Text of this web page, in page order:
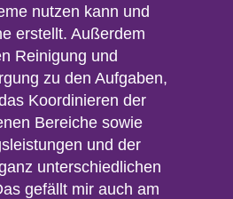
nutzen kann und
erstellt. Außerdem
Reinigung und
zu den Aufgaben,
Koordinieren der
Bereiche sowie
und der
unterschiedlichen
gefällt mir auch am